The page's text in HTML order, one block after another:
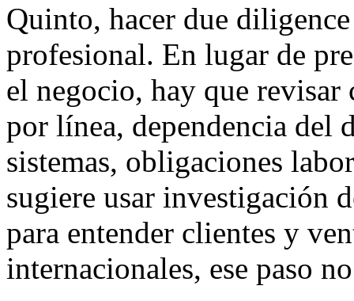
Quinto, hacer due
profesional. En lugar de
el negocio, hay que revisar
por línea, dependencia del
sistemas, obligaciones
sugiere usar investigación
para entender clientes y
internacionales, ese paso